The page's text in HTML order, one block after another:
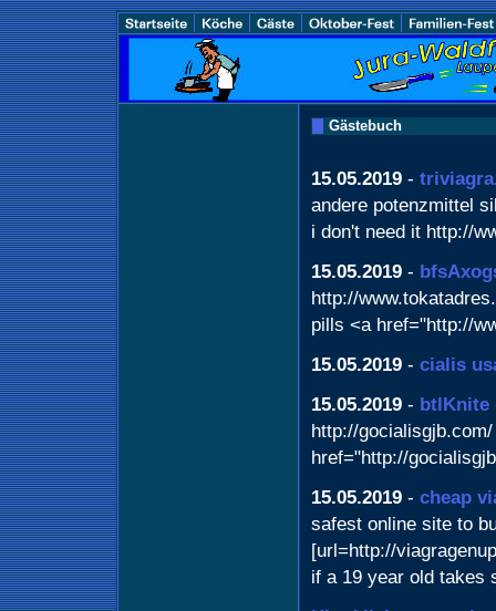
Gästebuch
15.05.2019 -
andere potenzmittel
i don't need it http://
15.05.2019 -
http://
pills <a href="http://
15.05.2019 - cialis
15.05.2019 - btlKnite
http://
href="http://
15.05.2019 - cheap
safest online site to
[url=http://
if a 19 year old takes